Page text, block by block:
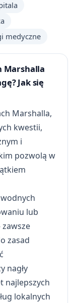
medyczne
Marshalla
Jak się
Marshalla,
kwestii,
i
pozwolą w
lub
zasad
nagły
najlepszych
lokalnych